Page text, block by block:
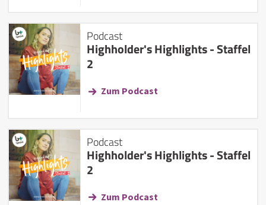
Podcast
Highholder's Highlights - Staffel
2
Zum Podcast
Podcast
Highholder's Highlights - Staffel
2
Zum Podcast